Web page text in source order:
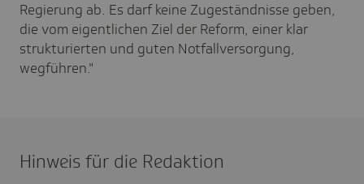
Regierung ab. Es darf keine Zugeständnisse geben,
die vom eigentlichen Ziel der Reform, einer klar
strukturierten und guten Notfallversorgung,
wegführen."
Hinweis für die Redaktion